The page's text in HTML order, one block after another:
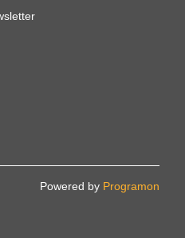
Powered by Programon